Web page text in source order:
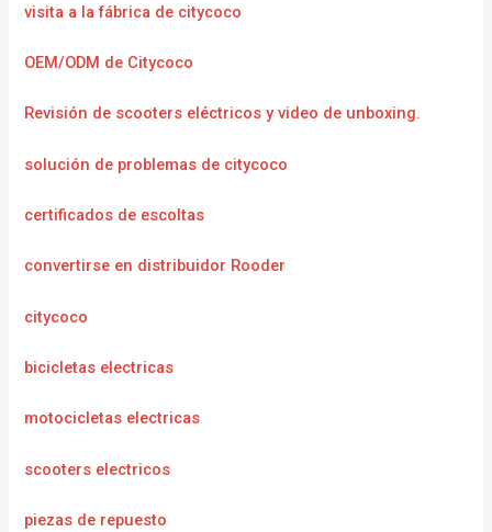
visita a la fábrica de citycoco
OEM/ODM de Citycoco
Revisión de scooters eléctricos y video de unboxing.
solución de problemas de citycoco
certificados de escoltas
convertirse en distribuidor Rooder
citycoco
bicicletas electricas
motocicletas electricas
scooters electricos
piezas de repuesto